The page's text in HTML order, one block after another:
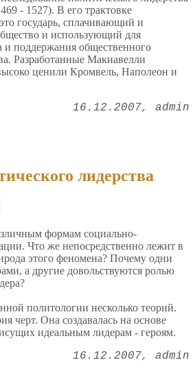
- 1527). В его трактовке
государь, сплачивающий и
и использующий для
и поддержания общественного
Разработанные Макиавелли
ценили Кромвель, Наполеон и
16.12.2007 admin
лидерства
формам социально-
Что же непосредственно лежит в
этого феномена? Почему одни
а другие довольствуются ролью
политологии несколько теорий.
черт. Она создавалась на основе
идеальным лидерам - героям.
16.12.2007 admin